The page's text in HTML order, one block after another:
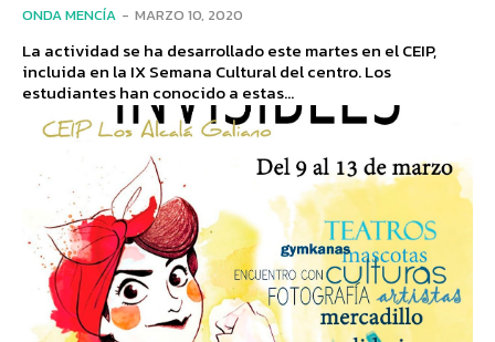
ONDA MENCÍA - MARZO 10, 2020
La actividad se ha desarrollado este martes en el CEIP,
incluida en la IX Semana Cultural del centro. Los
estudiantes han conocido a estas...